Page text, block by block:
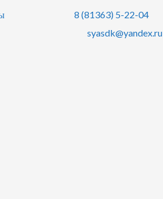
8 (81363) 5-22-04
syasdk@yandex.ru